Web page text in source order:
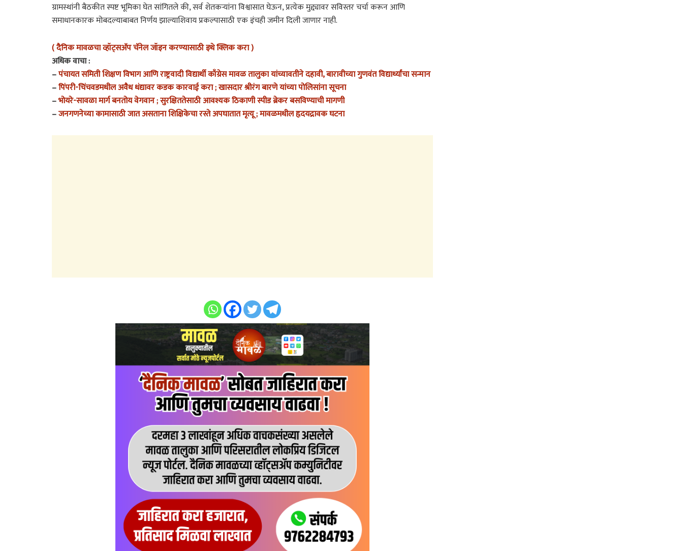
ग्रामस्थांनी बैठकीत स्पष्ट भूमिका घेत सांगितले की, सर्व शेतकऱ्यांना विश्वासात घेऊन, प्रत्येक मुद्द्यावर सविस्तर चर्चा करून आणि
समाधानकारक मोबदल्याबाबत निर्णय झाल्याशिवाय प्रकल्पासाठी एक इंचही जमीन दिली जाणार नाही.
( दैनिक मावळचा व्हॉट्सअ‍ॅप चॅनेल जॉइन करण्यासाठी इथे क्लिक करा )
अधिक वाचा :
–पंचायत समिती शिक्षण विभाग आणि राष्ट्रवादी विद्यार्थी काँग्रेस मावळ तालुका यांच्यावतीने दहावी, बारावीच्या गुणवंत विद्यार्थ्यांचा सन्मान
–पिंपरी-चिंचवडमधील अवैध धंद्यावर कडक कारवाई करा ; खासदार श्रीरंग बारणे यांच्या पोलिसांना सूचना
–भोयरे-सावळा मार्ग बनतोय वेगवान ; सुरक्षिततेसाठी आवश्यक ठिकाणी स्पीड ब्रेकर बसविण्याची मागणी
–जनगणनेच्या कामासाठी जात असताना शिक्षिकेचा रस्ते अपघातात मृत्यू ; मावळमधील हृदयद्रावक घटना